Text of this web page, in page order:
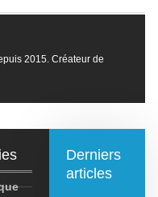
2015. Créateur de
Derniers
articles